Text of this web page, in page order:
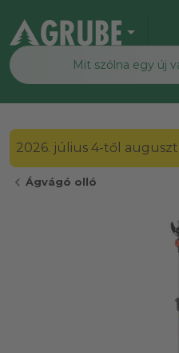
arrow_drop_down
2026. július 4-től
chevron_left Ágvágó olló